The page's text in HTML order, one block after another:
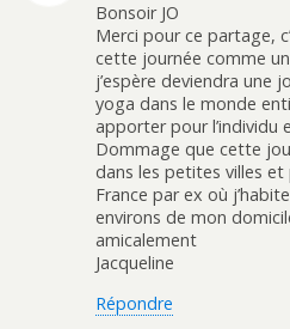
Bonsoir JO
Merci pour ce partage,
cette journée comme
j’espère deviendra une
yoga dans le monde
apporter pour l’individu
Dommage que cette
dans les petites villes
France par ex où
environs de mon
amicalement
Jacqueline
Répondre